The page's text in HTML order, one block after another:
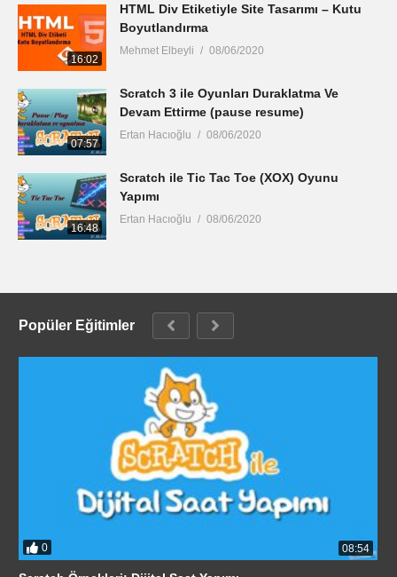
16:02
HTML Div Etiketiyle Site Tasarımı – Kutu
Boyutlandırma
Mehmet Elbeyli 08/06/2020
07:57
Scratch 3 ile Oyunları Duraklatma Ve
Devam Ettirme (pause resume)
Ertan Hacıoğlu 08/06/2020
16:48
Scratch ile Tic Tac Toe (XOX) Oyunu
Yapımı
Ertan Hacıoğlu 08/06/2020
Popüler Eğitimler
0 08:54